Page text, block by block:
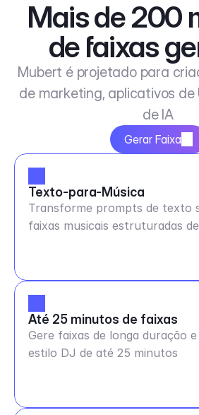
Mais de 200
de faixas
Mubert é projetado para
de marketing, aplicativos de
de IA
Gerar Faixa
Texto-para-Música
Transforme prompts de texto
faixas musicais estruturadas
Até 25 minutos de faixas
Gere faixas de longa duração
estilo DJ de até 25 minutos